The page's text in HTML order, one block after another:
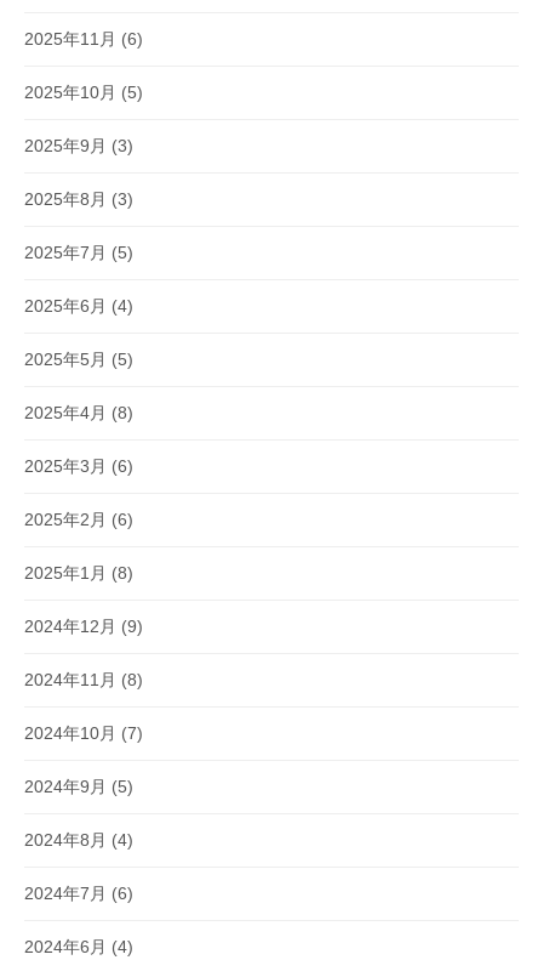
2025年11月 (6)
2025年10月 (5)
2025年9月 (3)
2025年8月 (3)
2025年7月 (5)
2025年6月 (4)
2025年5月 (5)
2025年4月 (8)
2025年3月 (6)
2025年2月 (6)
2025年1月 (8)
2024年12月 (9)
2024年11月 (8)
2024年10月 (7)
2024年9月 (5)
2024年8月 (4)
2024年7月 (6)
2024年6月 (4)